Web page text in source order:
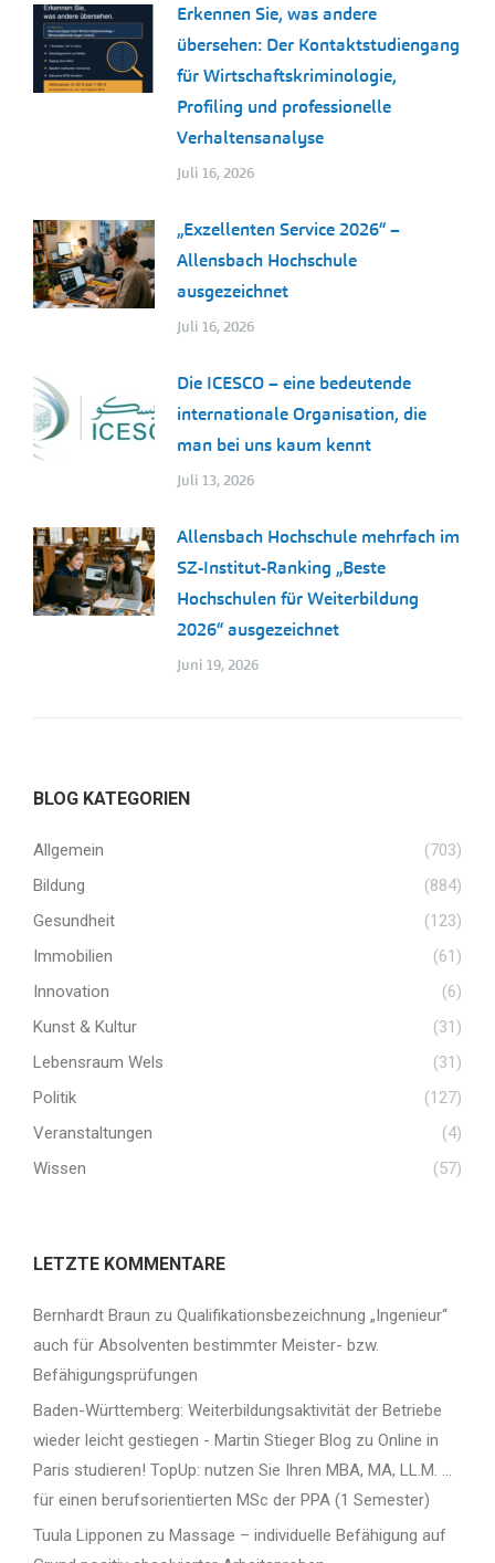
Erkennen Sie, was andere
übersehen: Der Kontaktstudiengang
für Wirtschaftskriminologie,
Profiling und professionelle
Verhaltensanalyse
Juli 16, 2026
„Exzellenten Service 2026“ –
Allensbach Hochschule
ausgezeichnet
Juli 16, 2026
Die ICESCO – eine bedeutende
internationale Organisation, die
man bei uns kaum kennt
Juli 13, 2026
Allensbach Hochschule mehrfach im
SZ-Institut-Ranking „Beste
Hochschulen für Weiterbildung
2026“ ausgezeichnet
Juni 19, 2026
BLOG KATEGORIEN
Allgemein
(703)
Bildung
(884)
Gesundheit
(123)
Immobilien
(61)
Innovation
(6)
Kunst & Kultur
(31)
Lebensraum Wels
(31)
Politik
(127)
Veranstaltungen
(4)
Wissen
(57)
LETZTE KOMMENTARE
Bernhardt Braun zu Qualifikationsbezeichnung „Ingenieur“
auch für Absolventen bestimmter Meister- bzw.
Befähigungsprüfungen
Baden-Württemberg: Weiterbildungsaktivität der Betriebe
wieder leicht gestiegen - Martin Stieger Blog zu Online in
Paris studieren! TopUp: nutzen Sie Ihren MBA, MA, LL.M. …
für einen berufsorientierten MSc der PPA (1 Semester)
Tuula Lipponen zu Massage – individuelle Befähigung auf